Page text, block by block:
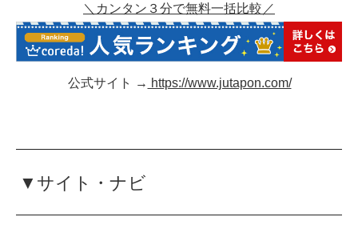
＼カンタン３分で無料一括比較／
公式サイト → https://www.jutapon.com/
▼サイト・ナビ